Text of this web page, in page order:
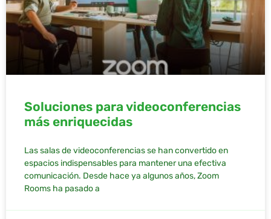
Soluciones para videoconferencias
más enriquecidas
Las salas de videoconferencias se han convertido en
espacios indispensables para mantener una efectiva
comunicación. Desde hace ya algunos años, Zoom
Rooms ha pasado a